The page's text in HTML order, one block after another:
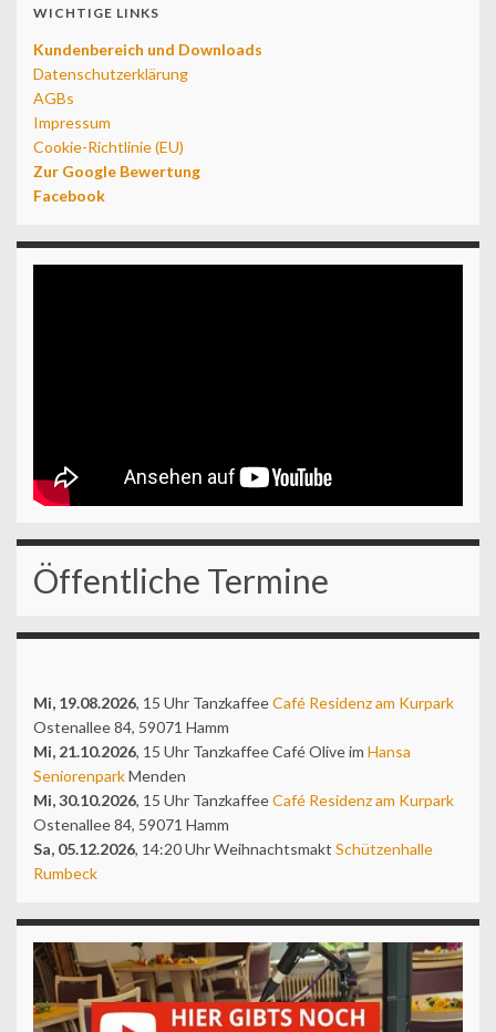
WICHTIGE LINKS
Kundenbereich und Downloads
Datenschutzerklärung
AGBs
Impressum
Cookie-Richtlinie (EU)
Zur Google Bewertung
Facebook
Öffentliche Termine
Mi, 19.08.2026, 15 Uhr TanzkaffeeCafé Residenz am Kurpark
Ostenallee 84, 59071 Hamm
Mi, 21.10.2026, 15 Uhr Tanzkaffee Café Olive im Hansa
SeniorenparkMenden
Mi, 30.10.2026, 15 Uhr TanzkaffeeCafé Residenz am Kurpark
Ostenallee 84, 59071 Hamm
Sa, 05.12.2026, 14:20 Uhr Weihnachtsmakt Schützenhalle
Rumbeck